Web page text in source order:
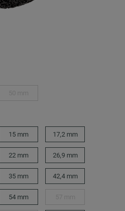
15 mm 17,2 mm
22 mm 26,9 mm
35 mm 42,4 mm
54 mm